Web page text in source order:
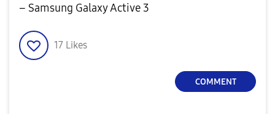
– Samsung Galaxy Active 3
17 Likes
COMMENT